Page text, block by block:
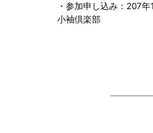
・参加申し込み：207
小袖倶楽部